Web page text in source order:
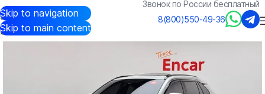
Skip to navigation
Skip to main content
Звонок по России бесплатный
8(800)550-49-36
Авто из Кореи/Каталог RAV4